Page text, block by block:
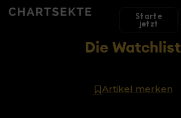
Starte
jetzt
Die Watchlist
Artikel merken